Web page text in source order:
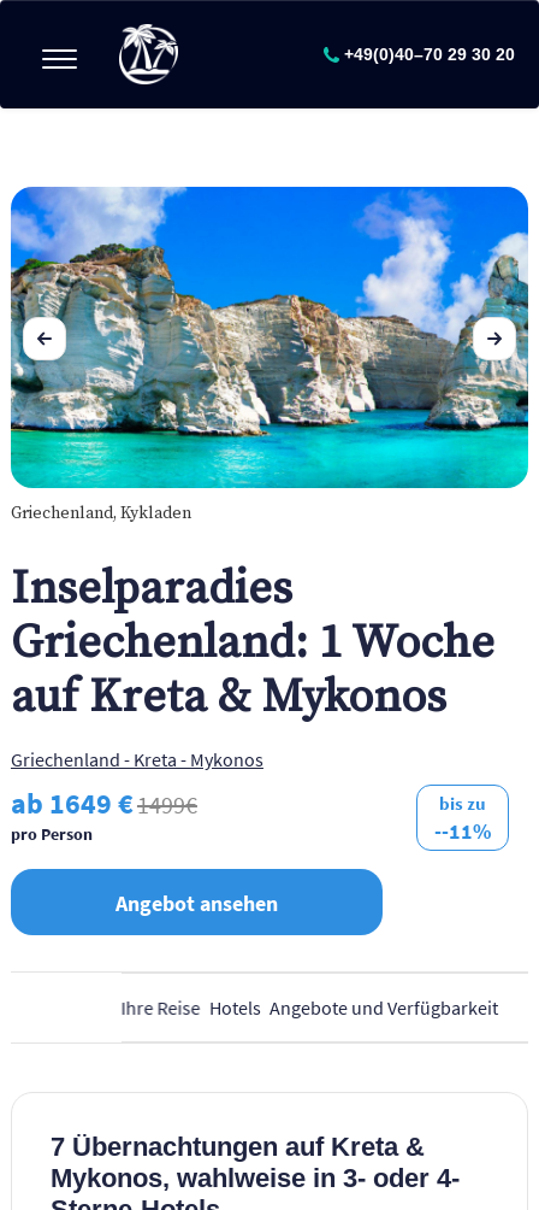
+49(0)40–70 29 30 20
Griechenland, Kykladen
Inselparadies
Griechenland: 1 Woche
auf Kreta & Mykonos
Griechenland - Kreta - Mykonos
ab 1649 €1499€
pro Person
bis zu
--11%
Angebot ansehen
Ihre Reise Hotels Angebote und Verfügbarkeit
7 Übernachtungen auf Kreta &
Mykonos, wahlweise in 3- oder 4-